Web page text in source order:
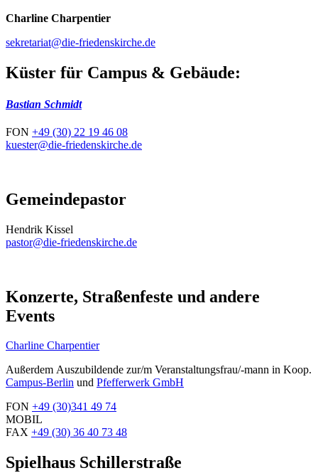
Charline Charpentier
sekretariat@die-friedenskirche.de
Küster für Campus & Gebäude:
Bastian Schmidt
FON +49 (30) 22 19 46 08
kuester@die-friedenskirche.de
Gemeindepastor
Hendrik Kissel
pastor@die-friedenskirche.de
Konzerte, Straßenfeste und andere
Events
Charline Charpentier
Außerdem Auszubildende zur/m Veranstaltungsfrau/-mann in Koop.
Campus-Berlin und Pfefferwerk GmbH
FON +49 (30)341 49 74
MOBIL
FAX +49 (30) 36 40 73 48
Spielhaus Schillerstraße